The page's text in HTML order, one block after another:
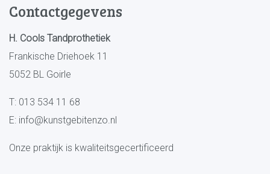
Contactgegevens
H. Cools Tandprothetiek
Frankische Driehoek 11
5052 BL Goirle
T: 013 534 11 68
E: info@kunstgebitenzo.nl
Onze praktijk is kwaliteitsgecertificeerd